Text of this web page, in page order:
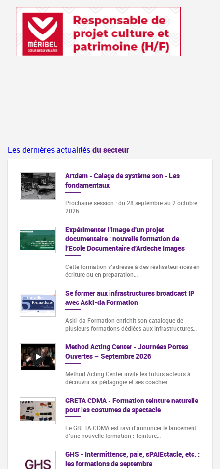
Les dernières actualitésdu secteur
Artdam - Calage de système son - Les
fondamentaux
Prochaine session : du 28 septembre au 2 octobre
2026
Expérimenter l'image d'un projet
documentaire : nouvelle formation de
l'Ecole Documentaire d'Ardeche Images
Cette formation s‘adresse à des réalisateur·rices en
écriture ou en préparation…
Se former aux infrastructures broadcast IP
avec Aski-da Formation
Aski-da Formation enrichit son catalogue de
plusieurs formations dédiées aux infrastructures…
Method Acting Center - Journées Portes
Ouvertes – Septembre 2026
Method Acting Center invite les futurs acteurs à
découvrir sa pédagogie et ses coaches…
GRETA CDMA - Formation teinture naturelle
pour les costumes de spectacle
Le GRETA CDMA est ravi d'annoncer le lancement
d'une nouvelle formation : Teinture…
GHS - Intermittence, paie, sPAIEctacle, etc. :
les formations de septembre